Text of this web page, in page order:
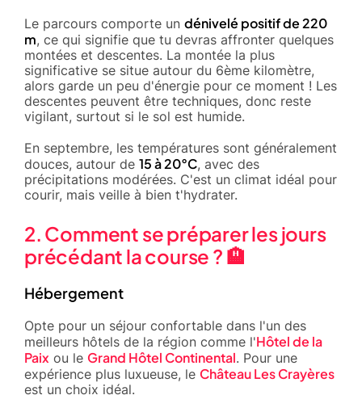
Le parcours comporte un dénivelé positif de 220
m, ce qui signifie que tu devras affronter quelques
montées et descentes. La montée la plus
significative se situe autour du 6ème kilomètre,
alors garde un peu d'énergie pour ce moment ! Les
descentes peuvent être techniques, donc reste
vigilant, surtout si le sol est humide.
En septembre, les températures sont généralement
douces, autour de 15 à 20°C, avec des
précipitations modérées. C'est un climat idéal pour
courir, mais veille à bien t'hydrater.
2. Comment se préparer les jours
précédant la course ? 🏨
Hébergement
Opte pour un séjour confortable dans l'un des
meilleurs hôtels de la région comme l'Hôtel de la
Paix ou le Grand Hôtel Continental. Pour une
expérience plus luxueuse, le Château Les Crayères
est un choix idéal.